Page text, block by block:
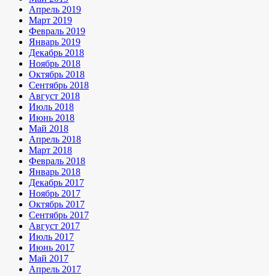
Апрель 2019
Март 2019
Февраль 2019
Январь 2019
Декабрь 2018
Ноябрь 2018
Октябрь 2018
Сентябрь 2018
Август 2018
Июль 2018
Июнь 2018
Май 2018
Апрель 2018
Март 2018
Февраль 2018
Январь 2018
Декабрь 2017
Ноябрь 2017
Октябрь 2017
Сентябрь 2017
Август 2017
Июль 2017
Июнь 2017
Май 2017
Апрель 2017